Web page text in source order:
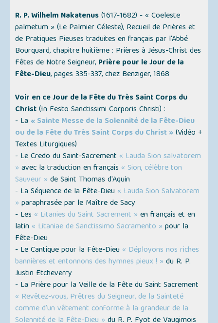
R. P. Wilhelm Nakatenus(1617-1682) -« Coeleste
palmetum » (Le Palmier Céleste), Recueil de Prières et
de Pratiques Pieuses traduites en français par l'Abbé
Bourquard, chapitre huitième : Prières à Jésus-Christ des
Fêtes de Notre Seigneur, Prière pour le Jour de la
Fête-Dieu, pages 335-337, chez Benziger, 1868
Voir en ce Jour de la Fête du Très Saint Corps du
Christ(In Festo Sanctissimi Corporis Christi) :
- La « Sainte Messe de la Solennité de la Fête-Dieu
ou de la Fête du Très Saint Corps du Christ »(Vidéo +
Textes Liturgiques)
- Le Credo du Saint-Sacrement « Lauda Sion salvatorem
» avec la traduction en français « Sion, célèbre ton
Sauveur » de Saint Thomas d'Aquin
- La Séquence de la Fête-Dieu « Lauda Sion Salvatorem
» paraphrasée par le Maître de Sacy
- Les « Litanies du Saint Sacrement » en français et en
latin « Litaniae de Sanctissimo Sacramento » pour la
Fête-Dieu
- Le Cantique pour la Fête-Dieu « Déployons nos riches
bannières et entonnons des hymnes pieux ! » du R. P.
Justin Etcheverry
- La Prière pour la Veille de la Fête du Saint Sacrement
« Revêtez-vous, Prêtres du Seigneur, de la Sainteté
comme d'un vêtement conforme à la grandeur de la